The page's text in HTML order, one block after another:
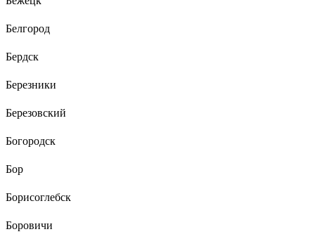
Белгород
Бердск
Березники
Березовский
Богородск
Бор
Борисоглебск
Боровичи